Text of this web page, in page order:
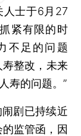
人士于6月27
紧有限的时
不足的问题
寿整改，未来
寿的问题。”
闹剧已持续近
监管函，因